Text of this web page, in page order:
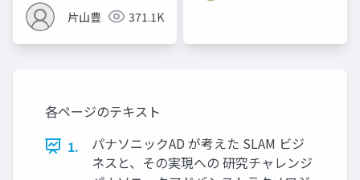
片山豊 371.1K
各ページのテキスト
1.
パナソニックAD が考えた SLAM ビジ
ネスと、その実現への 研究チャレンジ